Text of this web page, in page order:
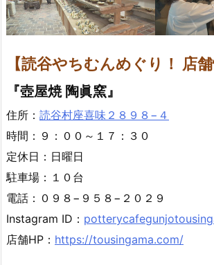
【読谷やちむんめぐり！ 店舗
『壺屋焼 陶眞窯』
住所： 読谷村座喜味２８９８−４
時間：９：００～１７：３０
定休日：日曜日
駐車場：１０台
電話：０９８−９５８−２０２９
Instagram ID：
店舗HP： https://tousingama.com/